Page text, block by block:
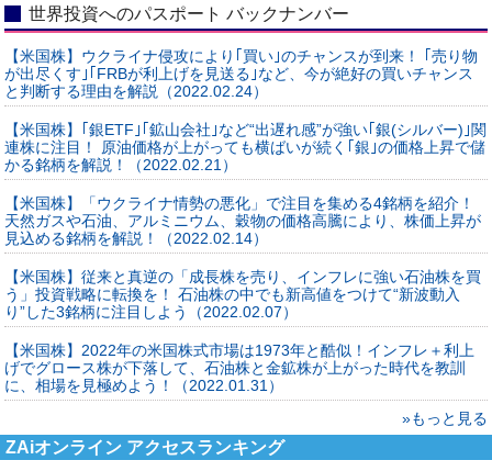
世界投資へのパスポート バックナンバー
【米国株】ウクライナ侵攻により｢買い｣のチャンスが到来！ ｢売り物
が出尽くす｣｢FRBが利上げを見送る｣など、今が絶好の買いチャンス
と判断する理由を解説（2022.02.24）
【米国株】｢銀ETF｣｢鉱山会社｣など“出遅れ感”が強い｢銀(シルバー)｣関
連株に注目！ 原油価格が上がっても横ばいが続く｢銀｣の価格上昇で儲
かる銘柄を解説！（2022.02.21）
【米国株】「ウクライナ情勢の悪化」で注目を集める4銘柄を紹介！
天然ガスや石油、アルミニウム、穀物の価格高騰により、株価上昇が
見込める銘柄を解説！（2022.02.14）
【米国株】従来と真逆の「成長株を売り、インフレに強い石油株を買
う」投資戦略に転換を！ 石油株の中でも新高値をつけて“新波動入
り”した3銘柄に注目しよう（2022.02.07）
【米国株】2022年の米国株式市場は1973年と酷似！インフレ＋利上
げでグロース株が下落して、石油株と金鉱株が上がった時代を教訓
に、相場を見極めよう！（2022.01.31）
»もっと見る
ZAiオンライン アクセスランキング